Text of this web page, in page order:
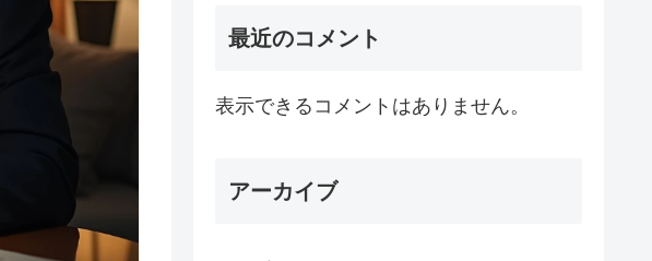
最近のコメント
表示できるコメントはありません。
アーカイブ